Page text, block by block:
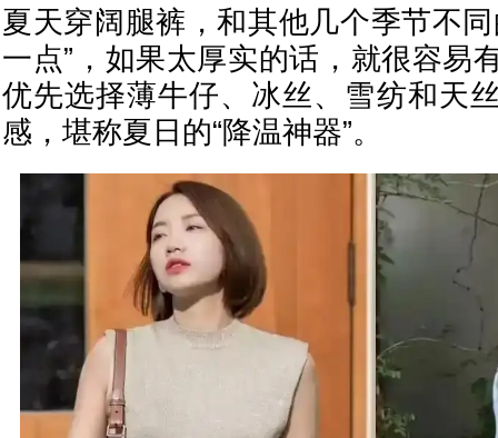
夏天穿阔腿裤，和其他几个季节不
一点”，如果太厚实的话，就很容易
优先选择薄牛仔、冰丝、雪纺和天
感，堪称夏日的“降温神器”。